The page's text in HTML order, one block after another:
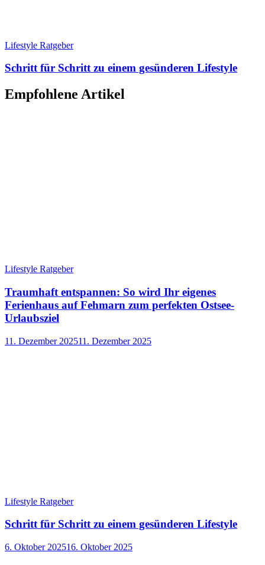
Lifestyle Ratgeber
Schritt für Schritt zu einem gesünderen Lifestyle
Empfohlene Artikel
Lifestyle Ratgeber
Traumhaft entspannen: So wird Ihr eigenes
Ferienhaus auf Fehmarn zum perfekten Ostsee-
Urlaubsziel
11. Dezember 202511. Dezember 2025
Lifestyle Ratgeber
Schritt für Schritt zu einem gesünderen Lifestyle
6. Oktober 202516. Oktober 2025